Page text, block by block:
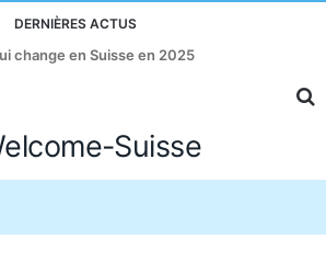
DERNIÈRES ACTUS
change en Suisse en 2025